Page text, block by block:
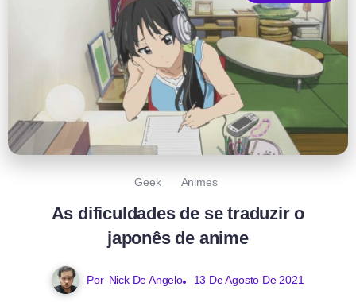
Geek Animes
As dificuldades de se traduzir o
japonês de anime
Por Nick De Angelo 13 De Agosto De 2021